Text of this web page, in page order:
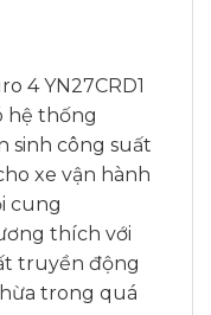
4 YN27CRD1
hệ thống
sinh công suất
xe vận hành
cung
thích với
truyền động
trong quá